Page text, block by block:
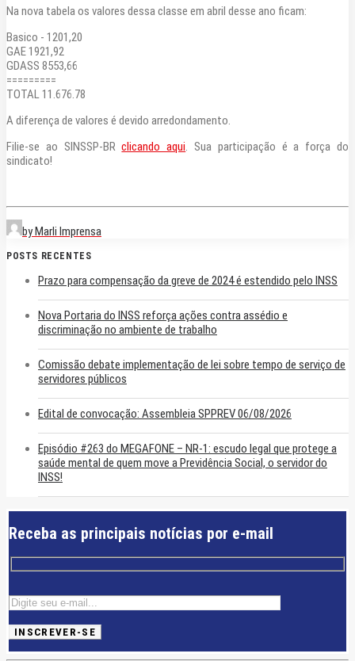
Na nova tabela os valores dessa classe em abril desse ano ficam:
Basico - 1201,20
GAE 1921,92
GDASS 8553,66
=========
TOTAL 11.676.78
A diferença de valores é devido arredondamento.
Filie-se ao SINSSP-BRclicando aqui. Sua participação é a força do
sindicato!
by Marli Imprensa
POSTS RECENTES
Prazo para compensação da greve de 2024 é estendido pelo INSS
Nova Portaria do INSS reforça ações contra assédio e
discriminação no ambiente de trabalho
Comissão debate implementação de lei sobre tempo de serviço de
servidores públicos
Edital de convocação: Assembleia SPPREV 06/08/2026
Episódio #263 do MEGAFONE – NR-1: escudo legal que protege a
saúde mental de quem move a Previdência Social, o servidor do
INSS!
Receba as principais notícias por e-mail